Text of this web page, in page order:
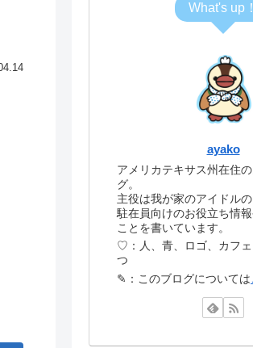
What's up！
ayako
アメリカテキサス州在住
グ。
主役は我が家のアイドルの
駐在員向けのお役立ち情
ことを書いています。
♡：人、青、ロゴ、カフ
つ
✎：このブログについては